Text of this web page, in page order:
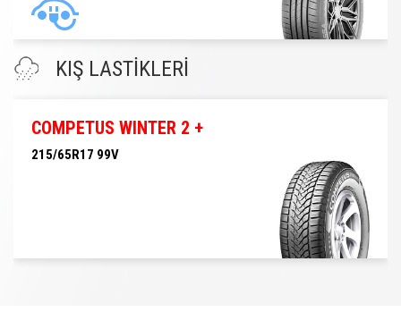
KIŞ LASTİKLERİ
COMPETUS WINTER 2 +
215/65R17 99V